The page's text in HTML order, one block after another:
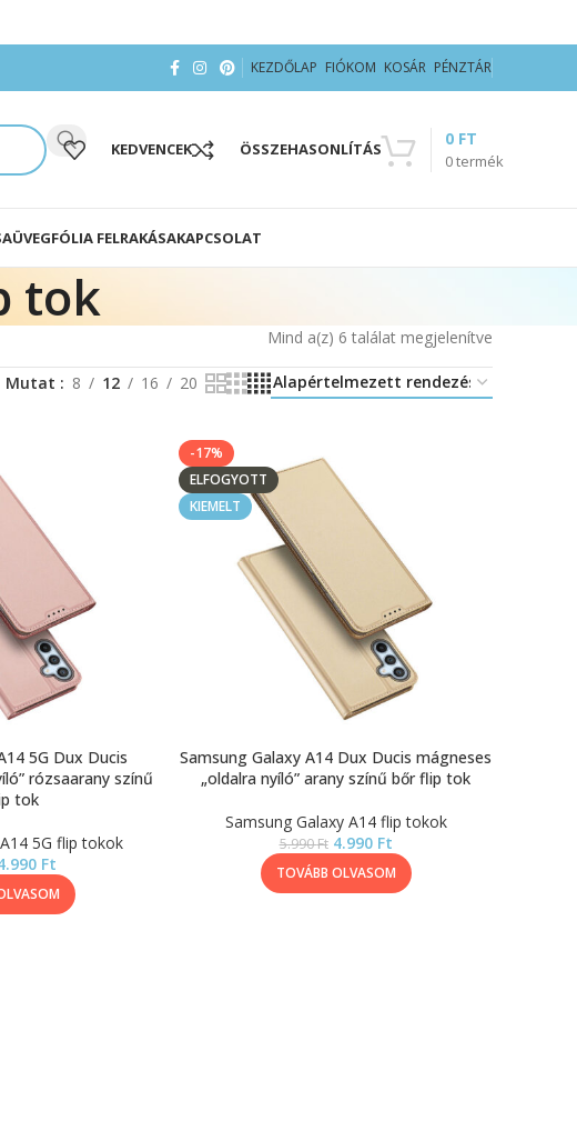
KEZDŐLAP FIÓKOM KOSÁR PÉNZTÁR
KEDVENCEK ÖSSZEHASONLÍTÁS
0termék
0 FT
ÜVEGFÓLIA FELRAKÁSAKAPCSOLAT
tok
Mind a(z) 6 találat megjelenítve
Mutat 8 12 16 20
5G Dux Ducis
rózsaarany színű
tok
5G flip tokok
Ft
-17%
ELFOGYOTT
KIEMELT
Samsung Galaxy A14 Dux Ducis mágneses
„oldalra nyíló” arany színű bőr flip tok
Samsung Galaxy A14 flip tokok
5.990Ft 4.990 Ft
TOVÁBB OLVASOM